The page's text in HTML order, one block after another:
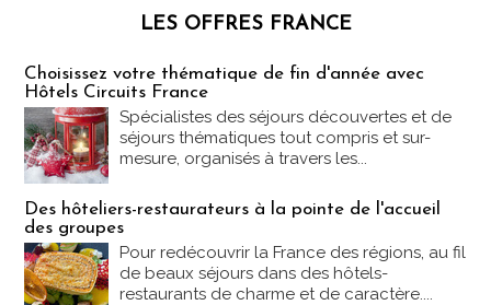
LES OFFRES FRANCE
Choisissez votre thématique de fin d'année avec
Hôtels Circuits France
Spécialistes des séjours découvertes et de
séjours thématiques tout compris et sur-
mesure, organisés à travers les...
Des hôteliers-restaurateurs à la pointe de l'accueil
des groupes
Pour redécouvrir la France des régions, au fil
de beaux séjours dans des hôtels-
restaurants de charme et de caractère....